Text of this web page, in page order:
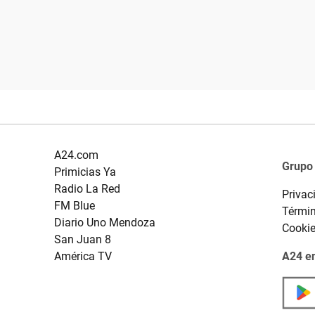
A24.com
Primicias Ya
Radio La Red
FM Blue
Diario Uno Mendoza
San Juan 8
América TV
A24